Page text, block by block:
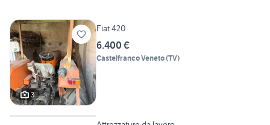
3
Fiat 420
6.400 €
Castelfranco Veneto(TV)
6